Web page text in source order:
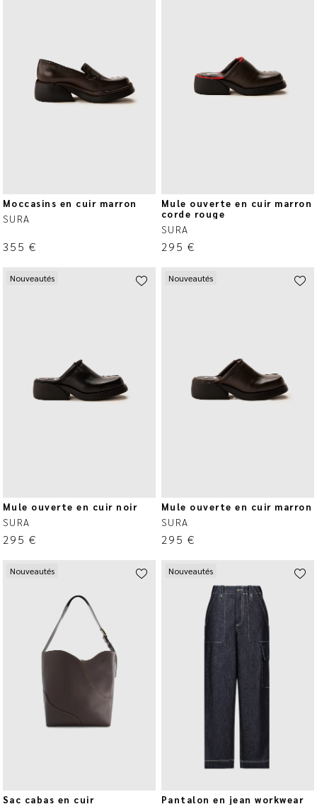
Moccasins en cuir marron
SURA
355 €
Mule ouverte en cuir marron
corde rouge
SURA
295 €
Nouveautés
Mule ouverte en cuir noir
SURA
295 €
Nouveautés
Mule ouverte en cuir marron
SURA
295 €
Nouveautés
Sac cabas en cuir
Nouveautés
Pantalon en jean workwear